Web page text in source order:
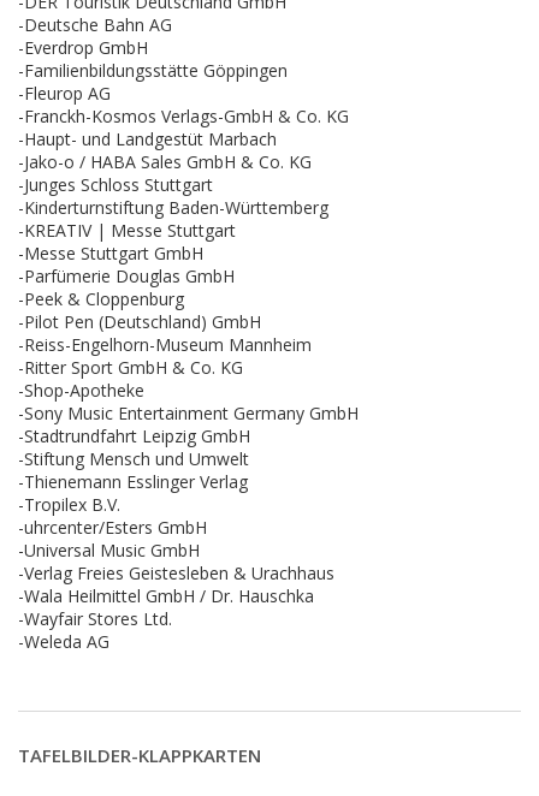
-Deutsche Bahn AG
-Everdrop GmbH
-Familienbildungsstätte Göppingen
-Fleurop AG
-Franckh-Kosmos Verlags-GmbH & Co. KG
-Haupt- und Landgestüt Marbach
-Jako-o / HABA Sales GmbH & Co. KG
-Junges Schloss Stuttgart
-Kinderturnstiftung Baden-Württemberg
-KREATIV | Messe Stuttgart
-Messe Stuttgart GmbH
-Parfümerie Douglas GmbH
-Peek & Cloppenburg
-Pilot Pen (Deutschland) GmbH
-Reiss-Engelhorn-Museum Mannheim
-Ritter Sport GmbH & Co. KG
-Shop-Apotheke
-Sony Music Entertainment Germany GmbH
-Stadtrundfahrt Leipzig GmbH
-Stiftung Mensch und Umwelt
-Thienemann Esslinger Verlag
-Tropilex B.V.
-uhrcenter/Esters GmbH
-Universal Music GmbH
-Verlag Freies Geistesleben & Urachhaus
-Wala Heilmittel GmbH / Dr. Hauschka
-Wayfair Stores Ltd.
-Weleda AG
TAFELBILDER-KLAPPKARTEN